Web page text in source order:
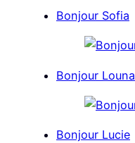
Bonjour Sofia
Bonjour Louna
Bonjour Lucie